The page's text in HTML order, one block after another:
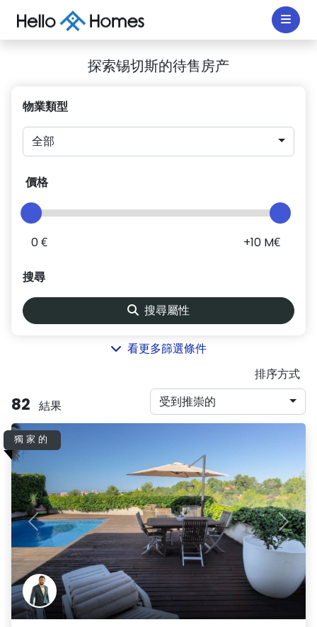
探索锡切斯的待售房产
物業類型
全部
價格
0 € +10 M€
搜尋
搜尋屬性
看更多篩選條件
82 結果
排序方式
受到推崇的
獨家的
Previous Next